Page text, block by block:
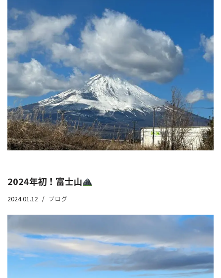
2024年初！富士山
2024.01.12 ブログ